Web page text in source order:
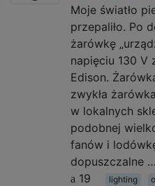
Moje światło
przepaliło. Po
żarówkę
napięciu 130 V
Edison.
zwykła
w lokalnych
podobnej
fanów i
dopuszczalne …
19
lighting